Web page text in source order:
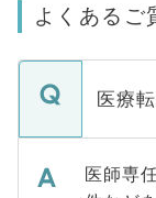
よくあるご
医療
医師専